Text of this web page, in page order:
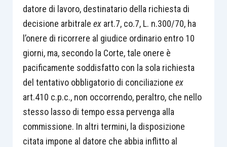
datore di lavoro, destinatario della richiesta di
decisione arbitrale exart.7, co.7, L. n.300/70, ha
l’onere di ricorrere al giudice ordinario entro 10
giorni, ma, secondo la Corte, tale onere è
pacificamente soddisfatto con la sola richiesta
del tentativo obbligatorio di conciliazione ex
art.410 c.p.c., non occorrendo, peraltro, che nello
stesso lasso di tempo essa pervenga alla
commissione. In altri termini, la disposizione
citata impone al datore che abbia inflitto al